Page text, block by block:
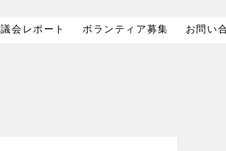
議会レポート ボランティア募集 お問い